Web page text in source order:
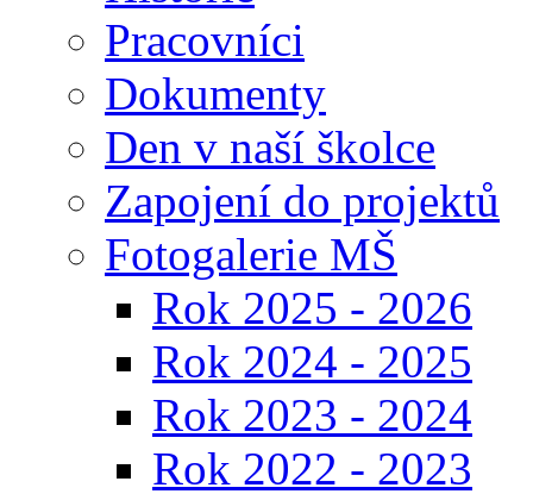
Pracovníci
Dokumenty
Den v naší školce
Zapojení do projektů
Fotogalerie MŠ
Rok 2025 - 2026
Rok 2024 - 2025
Rok 2023 - 2024
Rok 2022 - 2023